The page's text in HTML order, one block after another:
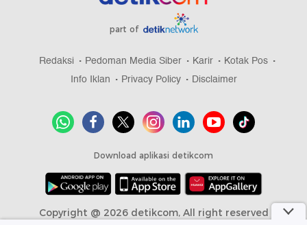
part of
Redaksi Pedoman Media Siber Karir
Kotak Pos
Info Iklan
Privacy Policy Disclaimer
Download aplikasi detikcom
Copyright @ 2026 detikcom, All right reserved